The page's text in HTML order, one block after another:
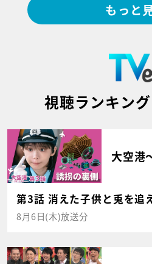
もっと
視聴ランキング
大空港
第3話 消えた子供と兎を追
8月6日(木)放送分